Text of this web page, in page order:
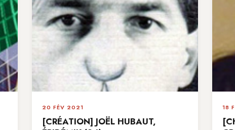
20 FÉV 2021
[CRÉATION] JOËL HUBAUT,
18